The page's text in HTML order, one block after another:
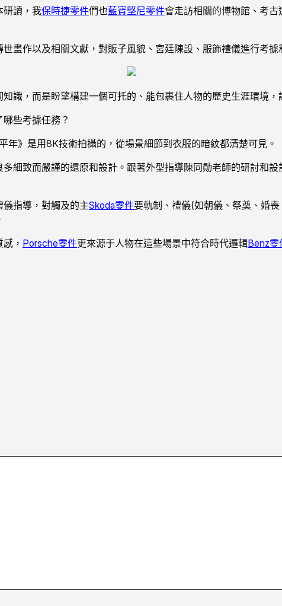
研讀，我保時捷零件們也藍寶堅尼零件會走訪相關的博物館、考古
畫作以及相關文獻，對販子風貌、宮廷陳設、服飾禮儀進行考據
識，而是盼望構建一個可托的、能包裹住人物的歷史生涯環境，
些考據任務？
》是用8K技術拍攝的，從場景細節到衣服的暗紋都清楚可見。
細致而嚴謹的還原和設計。跟著外型指導陳同勛老師的研討和
指導，對觸及的主Skoda零件要軌制、禮儀(如朝儀、祭奠、婚
， Porsche零件更來源于人物在這些場景中符合時代邏輯Benz零